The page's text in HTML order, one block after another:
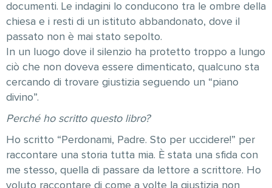
documenti. Le indagini lo conducono tra le ombre della
chiesa e i resti di un istituto abbandonato, dove il
passato non è mai stato sepolto.
In un luogo dove il silenzio ha protetto troppo a lungo
ciò che non doveva essere dimenticato, qualcuno sta
cercando di trovare giustizia seguendo un “piano
divino”.
Perché ho scritto questo libro?
Ho scritto “Perdonami, Padre. Sto per uccidere!” per
raccontare una storia tutta mia. È stata una sfida con
me stesso, quella di passare da lettore a scrittore. Ho
voluto raccontare di come a volte la giustizia non